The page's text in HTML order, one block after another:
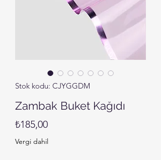
Stok kodu: CJYGGDM
Zambak Buket Kağıdı
₺185,00Fiyat
Vergi dahil